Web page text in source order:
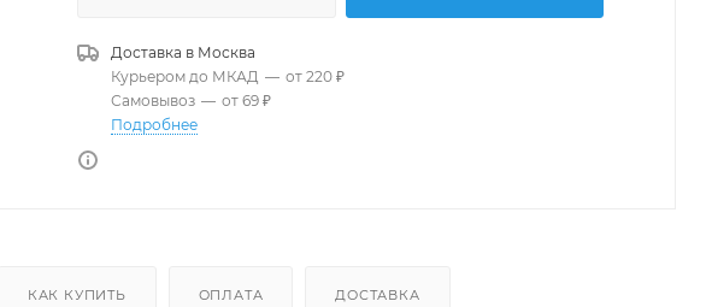
Доставка в Москва
Курьером до МКАД — от 220 ₽
Самовывоз — от 69 ₽
Подробнее
КАК КУПИТЬ ОПЛАТА ДОСТАВКА